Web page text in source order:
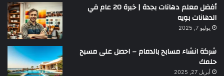
أفضل معلم دهانات بجدة | خبرة 20 عام في
الدهانات بويه
يوليو 7, 2025
شركة انشاء مسابح بالدمام – احصل على مسبح
حلمك
أبريل 27, 2025